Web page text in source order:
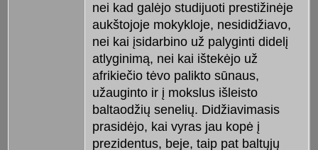
nei kad galėjo studijuoti prestižinėje
aukštojoje mokykloje, nesididžiavo,
nei kai įsidarbino už palyginti didelį
atlyginimą, nei kai ištekėjo už
afrikiečio tėvo palikto sūnaus,
užauginto ir į mokslus išleisto
baltaodžių senelių. Didžiavimasis
prasidėjo, kai vyras jau kopė į
prezidentus, beje, taip pat baltųjų